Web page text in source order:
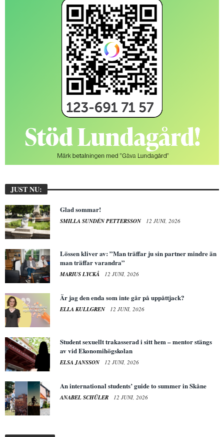
JUST NU:
Glad sommar!
SMILLA SUNDÉN PETTERSSON 12 JUNI, 2026
Lössen kliver av: ”Man träffar ju sin partner mindre än
man träffar varandra”
MARIUS LYCKÅ 12 JUNI, 2026
Är jag den enda som inte går på uppåttjack?
ELLA KULLGREN 12 JUNI, 2026
Student sexuellt trakasserad i sitt hem – mentor stängs
av vid Ekonomihögskolan
ELSA JANSSON 12 JUNI, 2026
An international students’ guide to summer in Skåne
ANABEL SCHÜLER 12 JUNI, 2026